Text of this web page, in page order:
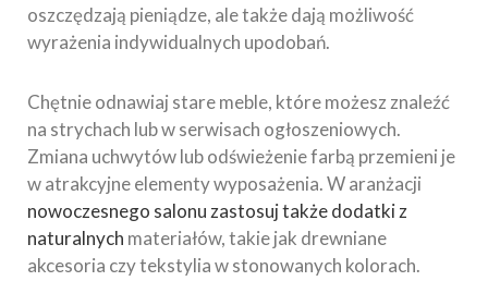
oszczędzają pieniądze, ale także dają możliwość
wyrażenia indywidualnych upodobań.
Chętnie odnawiaj stare meble, które możesz znaleźć
na strychach lub w serwisach ogłoszeniowych.
Zmiana uchwytów lub odświeżenie farbą przemieni je
w atrakcyjne elementy wyposażenia. W aranżacji
nowoczesnego salonu zastosuj także dodatki z
naturalnych materiałów, takie jak drewniane
akcesoria czy tekstylia w stonowanych kolorach.